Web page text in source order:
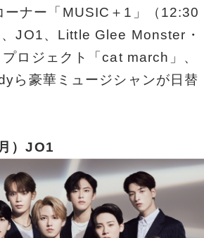
ーナー「MUSIC＋1」（12:30
JO1、Little Glee Monster・
ロジェクト「cat march」、
ら豪華ミュージシャンが日替
）JO1